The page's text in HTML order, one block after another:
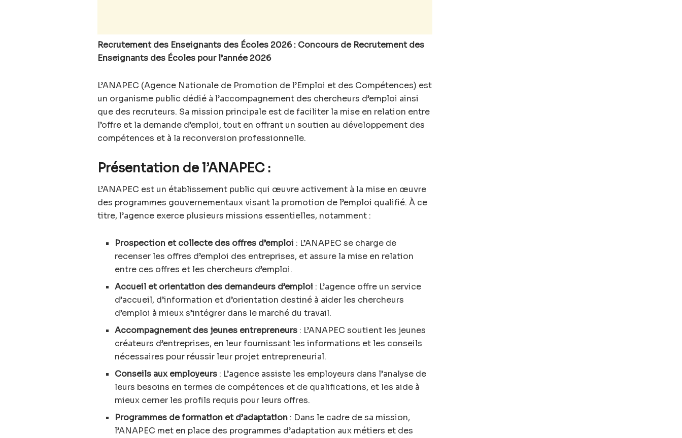
Recrutement des Enseignants des Écoles 2026 : Concours de Recrutement des
Enseignants des Écoles pour l’année 2026
L’ANAPEC (Agence Nationale de Promotion de l’Emploi et des Compétences) est
un organisme public dédié à l’accompagnement des chercheurs d’emploi ainsi
que des recruteurs. Sa mission principale est de faciliter la mise en relation entre
l’offre et la demande d’emploi, tout en offrant un soutien au développement des
compétences et à la reconversion professionnelle.
Présentation de l’ANAPEC :
L’ANAPEC est un établissement public qui œuvre activement à la mise en œuvre
des programmes gouvernementaux visant la promotion de l’emploi qualifié. À ce
titre, l’agence exerce plusieurs missions essentielles, notamment :
Prospection et collecte des offres d’emploi : L’ANAPEC se charge de
recenser les offres d’emploi des entreprises, et assure la mise en relation
entre ces offres et les chercheurs d’emploi.
Accueil et orientation des demandeurs d’emploi : L’agence offre un service
d’accueil, d’information et d’orientation destiné à aider les chercheurs
d’emploi à mieux s’intégrer dans le marché du travail.
Accompagnement des jeunes entrepreneurs : L’ANAPEC soutient les jeunes
créateurs d’entreprises, en leur fournissant les informations et les conseils
nécessaires pour réussir leur projet entrepreneurial.
Conseils aux employeurs : L’agence assiste les employeurs dans l’analyse de
leurs besoins en termes de compétences et de qualifications, et les aide à
mieux cerner les profils requis pour leurs offres.
Programmes de formation et d’adaptation : Dans le cadre de sa mission,
l’ANAPEC met en place des programmes d’adaptation aux métiers et des